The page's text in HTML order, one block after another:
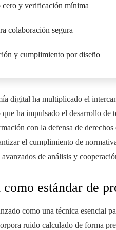
cero y verificación mínima
colaboración segura
y cumplimiento por diseño
digital ha multiplicado el
ha impulsado el desarrollo de
con la defensa de
el cumplimiento de
de análisis y
estándar de
como una técnica esencial
ruido calculado de forma